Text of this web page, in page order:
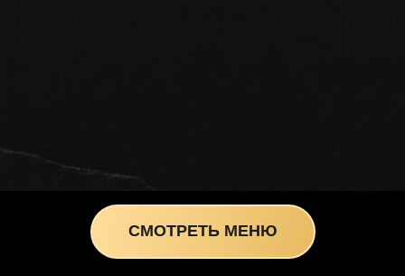
СМОТРЕТЬ МЕНЮ